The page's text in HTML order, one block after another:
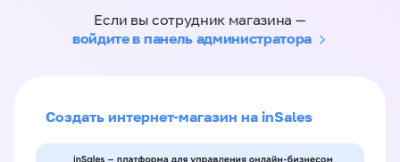
Если вы сотрудник магазина —
войдите в панель администратора
Создать интернет-магазин на inSales